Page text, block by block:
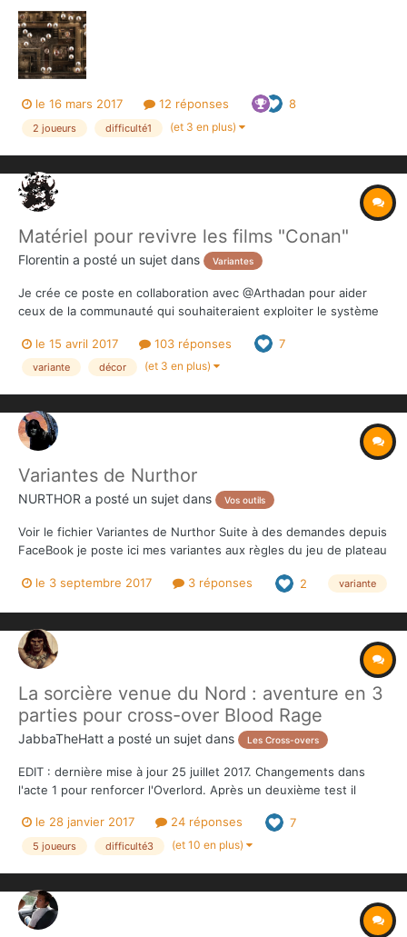
de règles : - Oui Conan peut tuer les pirates, memes ceux
charmés par Belit! - O...
le 16 mars 2017 12 réponses 8
2 joueurs difficulté1 (et 3 en plus)
Matériel pour revivre les films "Conan"
Florentin a posté un sujet dans Variantes
Je crée ce poste en collaboration avec @Arthadan pour aider
ceux de la communauté qui souhaiteraient exploiter le système
fameux Conan avec Arnold Schwarzenegger des années 80 ! A
savoir les films du nom "Conan le barbare" & "Conan le destru...
le 15 avril 2017 103 réponses 7
variante décor (et 3 en plus)
Variantes de Nurthor
NURTHOR a posté un sujet dans Vos outils
Voir le fichier Variantes de Nurthor Suite à des demandes depuis
FaceBook je poste ici mes variantes aux règles du jeu de plateau
plus de souplesse à l'Overlord, vous trouverez mes règles
le 3 septembre 2017 3 réponses 2 variante
La sorcière venue du Nord : aventure en 3
parties pour cross-over Blood Rage
JabbaTheHatt a posté un sujet dans Les Cross-overs
EDIT : dernière mise à jour 25 juillet 2017. Changements dans
l'acte 1 pour renforcer l'Overlord. Après un deuxième test il
terminé mon aventure cross-over Blood Rage. Maintenant faut
tester tout ça pour voir si ça...
le 28 janvier 2017 24 réponses 7
5 joueurs difficulté3 (et 10 en plus)